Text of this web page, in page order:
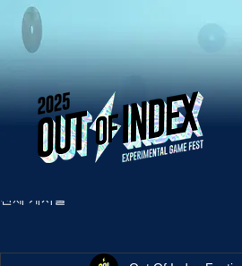
전체 게시물